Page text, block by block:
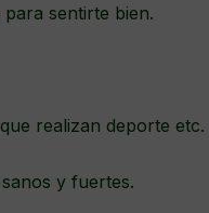
sentirte bien.
realizan deporte etc.
y fuertes.